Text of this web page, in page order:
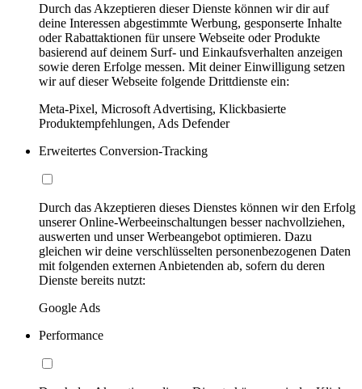
Durch das Akzeptieren dieser Dienste können wir dir auf
deine Interessen abgestimmte Werbung, gesponserte Inhalte
oder Rabattaktionen für unsere Webseite oder Produkte
basierend auf deinem Surf- und Einkaufsverhalten anzeigen
sowie deren Erfolge messen. Mit deiner Einwilligung setzen
wir auf dieser Webseite folgende Drittdienste ein:
Meta-Pixel, Microsoft Advertising, Klickbasierte
Produktempfehlungen, Ads Defender
Erweitertes Conversion-Tracking
Durch das Akzeptieren dieses Dienstes können wir den Erfolg
unserer Online-Werbeeinschaltungen besser nachvollziehen,
auswerten und unser Werbeangebot optimieren. Dazu
gleichen wir deine verschlüsselten personenbezogenen Daten
mit folgenden externen Anbietenden ab, sofern du deren
Dienste bereits nutzt:
Google Ads
Performance